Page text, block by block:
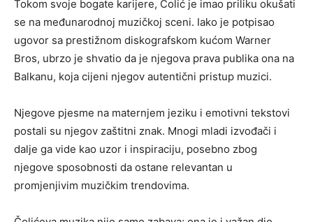
Tokom svoje bogate karijere, Čolić je imao priliku okušati
se na međunarodnoj muzičkoj sceni. Iako je potpisao
ugovor sa prestižnom diskografskom kućom Warner
Bros, ubrzo je shvatio da je njegova prava publika ona na
Balkanu, koja cijeni njegov autentični pristup muzici.
Njegove pjesme na maternjem jeziku i emotivni tekstovi
postali su njegov zaštitni znak. Mnogi mladi izvođači i
dalje ga vide kao uzor i inspiraciju, posebno zbog
njegove sposobnosti da ostane relevantan u
promjenjivim muzičkim trendovima.